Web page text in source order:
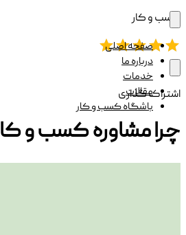
صفحه اصلی
درباره ما
خدمات
مقالات
باشگاه کسب و کار
کسب و کار
اشتراک گذاری
چرا مشاوره کسب‌ و